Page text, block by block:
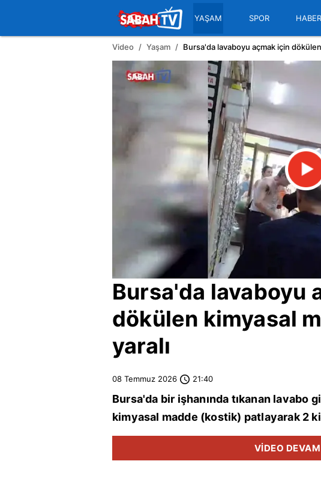
YAŞAM SPOR HABER
Video Yaşam Bursa'da lavaboyu açmak için
Bursa'da lavaboyu
dökülen kimyasal
yaralı
08 Temmuz 2026 21:40
Bursa'da bir işhanında tıkanan lavabo
kimyasal madde (kostik) patlayarak 2
VİDEO